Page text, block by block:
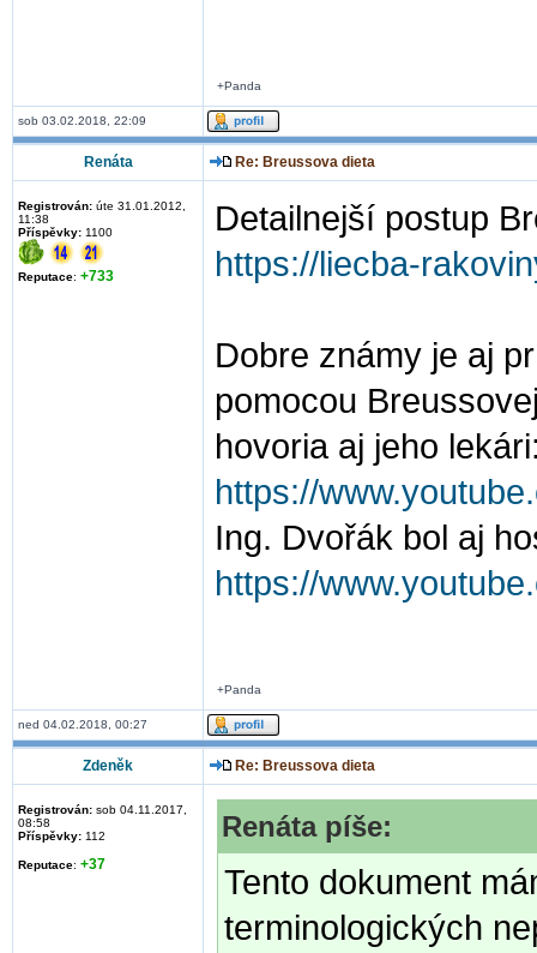
+Panda
sob 03.02.2018, 22:09
Renáta Re: Breussova dieta
Registrován: úte 31.01.2012,
11:38
Příspěvky: 1100
Reputace: +733
Detailnejší postup
https://liecba-
Dobre známy je aj
pomocou
hovoria aj jeho
https://
Ing. Dvořák bol aj
https://
+Panda
ned 04.02.2018, 00:27
Zdeněk Re: Breussova dieta
Registrován: sob 04.11.2017,
08:58
Příspěvky: 112
Reputace: +37
Renáta píše:
Tento dokument
terminologických